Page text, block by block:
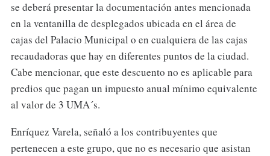
se deberá presentar la documentación antes mencionada
en la ventanilla de desplegados ubicada en el área de
cajas del Palacio Municipal o en cualquiera de las cajas
recaudadoras que hay en diferentes puntos de la ciudad.
Cabe mencionar, que este descuento no es aplicable para
predios que pagan un impuesto anual mínimo equivalente
al valor de 3 UMA´s.
Enríquez Varela, señaló a los contribuyentes que
pertenecen a este grupo, que no es necesario que asistan